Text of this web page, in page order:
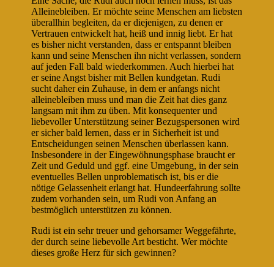
Alleinebleiben. Er möchte seine Menschen am liebsten
überallhin begleiten, da er diejenigen, zu denen er
Vertrauen entwickelt hat, heiß und innig liebt. Er hat
es bisher nicht verstanden, dass er entspannt bleiben
kann und seine Menschen ihn nicht verlassen, sondern
auf jeden Fall bald wiederkommen. Auch hierbei hat
er seine Angst bisher mit Bellen kundgetan. Rudi
sucht daher ein Zuhause, in dem er anfangs nicht
alleinebleiben muss und man die Zeit hat dies ganz
langsam mit ihm zu üben. Mit konsequenter und
liebevoller Unterstützung seiner Bezugspersonen wird
er sicher bald lernen, dass er in Sicherheit ist und
Entscheidungen seinen Menschen überlassen kann.
Insbesondere in der Eingewöhnungsphase braucht er
Zeit und Geduld und ggf. eine Umgebung, in der sein
eventuelles Bellen unproblematisch ist, bis er die
nötige Gelassenheit erlangt hat. Hundeerfahrung sollte
zudem vorhanden sein, um Rudi von Anfang an
bestmöglich unterstützen zu können.
Rudi ist ein sehr treuer und gehorsamer Weggefährte,
der durch seine liebevolle Art besticht. Wer möchte
dieses große Herz für sich gewinnen?